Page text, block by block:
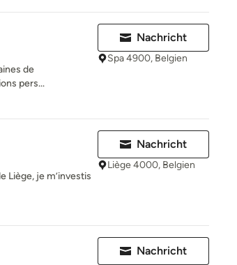
de
pers...
Nachricht
Spa 4900, Belgien
Liège, je m’investis
Nachricht
Liège 4000, Belgien
Nachricht